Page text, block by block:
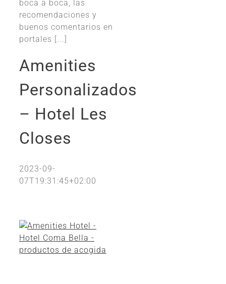
boca a boca, las
recomendaciones y
buenos comentarios en
portales [...]
Amenities
Personalizados
– Hotel Les
Closes
2023-09-
07T19:31:45+02:00